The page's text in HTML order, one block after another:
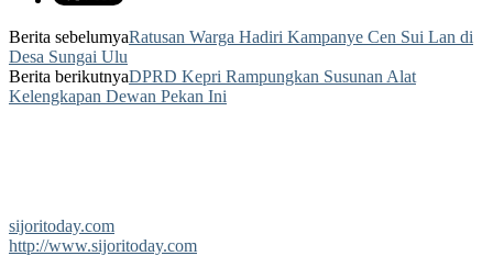
Berita sebelumyaRatusan Warga Hadiri Kampanye Cen Sui Lan di
Desa Sungai Ulu
Berita berikutnyaDPRD Kepri Rampungkan Susunan Alat
Kelengkapan Dewan Pekan Ini
sijoritoday.com
http://www.sijoritoday.com